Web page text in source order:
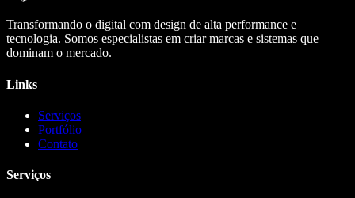
Transformando o digital com design de alta performance e
tecnologia. Somos especialistas em criar marcas e sistemas que
dominam o mercado.
Links
Serviços
Portfólio
Contato
Serviços